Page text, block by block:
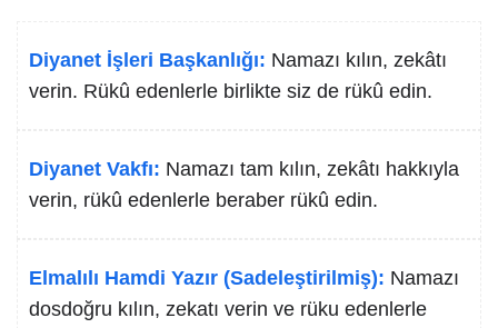
Diyanet İşleri Başkanlığı: Namazı kılın, zekâtı
verin. Rükû edenlerle birlikte siz de rükû edin.
Diyanet Vakfı: Namazı tam kılın, zekâtı hakkıyla
verin, rükû edenlerle beraber rükû edin.
Elmalılı Hamdi Yazır (Sadeleştirilmiş): Namazı
dosdoğru kılın, zekatı verin ve rüku edenlerle